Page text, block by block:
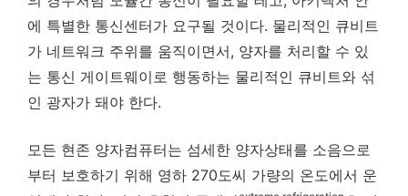
에 특별한 통신센터가 요구될 것이다. 물리적인 큐비트
가 네트워크 주위를 움직이면서, 양자를 처리할 수 있
는 통신 게이트웨이로 행동하는 물리적인 큐비트와 섞
인 광자가 돼야 한다.
모든 현존 양자컴퓨터는 섬세한 양자상태를 소음으로
부터 보호하기 위해 영하 270도씨 가량의 온도에서 운